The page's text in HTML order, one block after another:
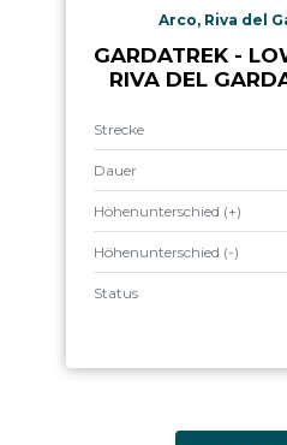
Arco, Riva del
GARDATREK -
RIVA DEL
Strecke
Dauer
Höhenunterschied (+)
Höhenunterschied (-)
Status